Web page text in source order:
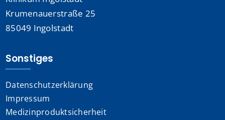
nach:
Krumenauerstraße 25
85049 Ingolstadt
Sonstiges
Datenschutzerklärung
Impressum
Medizinproduktsicherheit